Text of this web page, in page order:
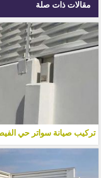
مقالات ذات صلة
تركيب صيانة سواتر حي